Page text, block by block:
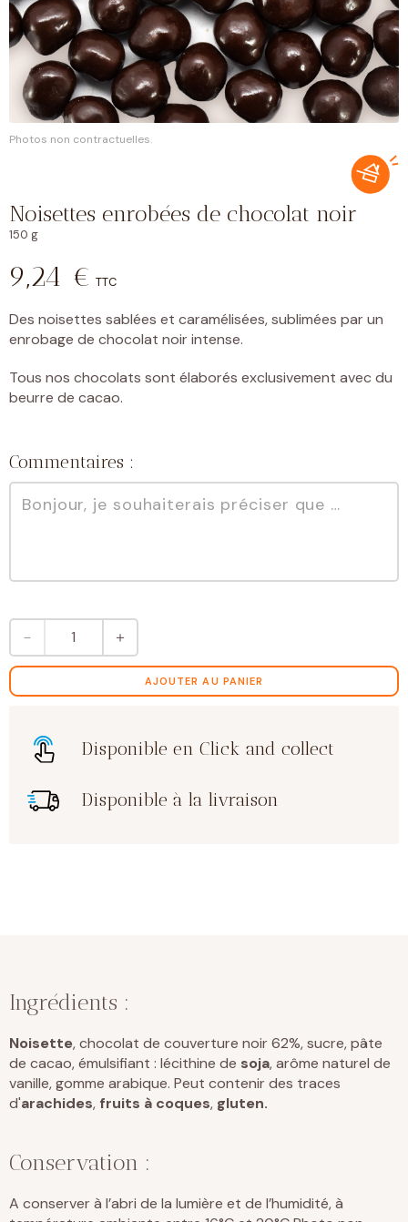
Photos non contractuelles.
Noisettes enrobées de chocolat noir
150 g
9,24 € TTC
Des noisettes sablées et caramélisées, sublimées par un
enrobage de chocolat noir intense.
Tous nos chocolats sont élaborés exclusivement avec du
beurre de cacao.
Commentaires :
quantité
de
Noisettes
enrobées
de
－ ＋
AJOUTER AU PANIER
Disponible en Click and collect
Disponible à la livraison
Ingrédients :
Noisette, chocolat de couverture noir 62%, sucre, pâte
de cacao, émulsifiant : lécithine de soja, arôme naturel de
vanille, gomme arabique. Peut contenir des traces
d'arachides, fruits à coques, gluten.
Conservation :
A conserver à l’abri de la lumière et de l’humidité, à